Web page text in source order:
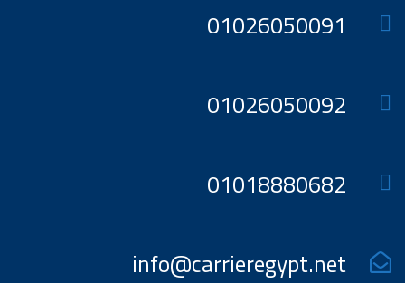
01026050091
01026050092
01018880682
info@carrieregypt.net